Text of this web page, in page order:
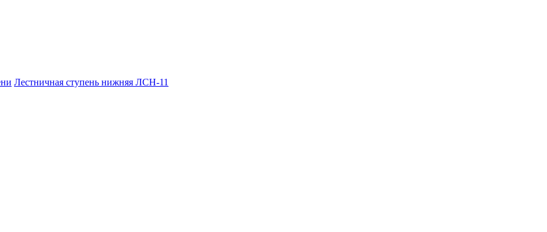
Лестничная ступень нижняя ЛСН-11